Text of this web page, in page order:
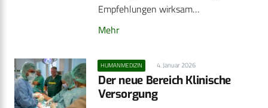
Empfehlungen wirksam…
Mehr
HUMANMEDIZIN 4. Januar 2026
Der neue Bereich Klinische
Versorgung